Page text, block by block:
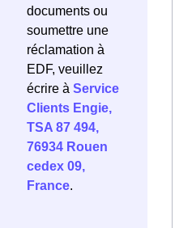
documents ou
soumettre une
réclamation à
EDF, veuillez
écrire à Service
Clients Engie,
TSA 87 494,
76934 Rouen
cedex 09,
France.